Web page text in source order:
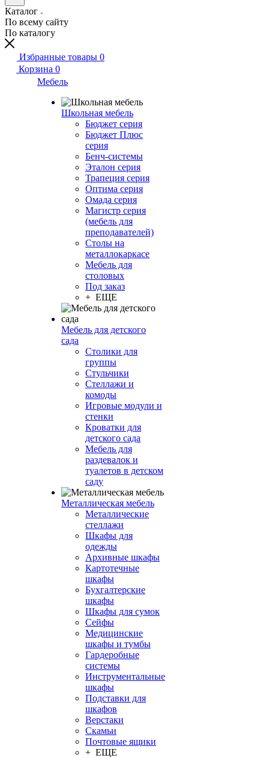
Каталог
По всему сайту
По каталогу
Избранные товары 0
Корзина 0
Мебель
Школьная мебель
Бюджет серия
Бюджет Плюс
серия
Бенч-системы
Эталон серия
Трапеция серия
Оптима серия
Омада серия
Магистр серия
(мебель для
преподавателей)
Столы на
металлокаркасе
Мебель для
столовых
Под заказ
+ ЕЩЕ
Мебель для детского
сада
Столики для
группы
Стульчики
Стеллажи и
комоды
Игровые модули и
стенки
Кроватки для
детского сада
Мебель для
раздевалок и
туалетов в детском
саду
Металлическая мебель
Металлические
стеллажи
Шкафы для
одежды
Архивные шкафы
Картотечные
шкафы
Бухгалтерские
шкафы
Шкафы для сумок
Сейфы
Медицинские
шкафы и тумбы
Гардеробные
системы
Инструментальные
шкафы
Подставки для
шкафов
Верстаки
Скамьи
Почтовые ящики
+ ЕЩЕ